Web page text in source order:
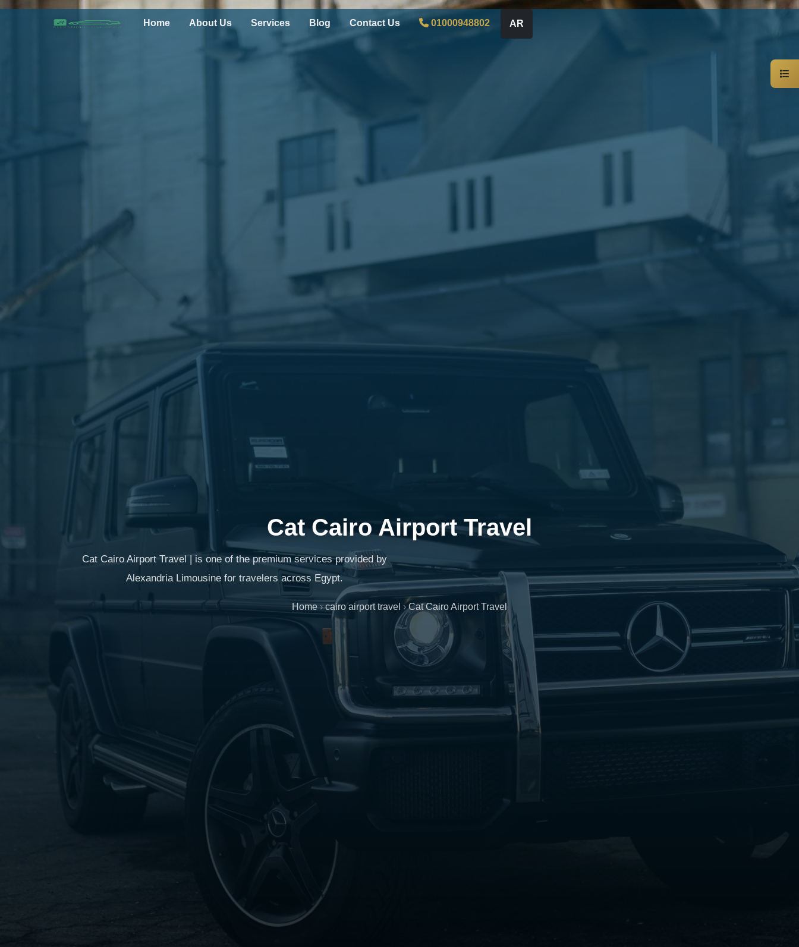
Home About Us Services Blog Contact Us 01000948802 AR
Cat Cairo Airport Travel
Cat Cairo Airport Travel | is one of the premium services provided by
Alexandria Limousine for travelers across Egypt.
Home › cairo airport travel › Cat Cairo Airport Travel